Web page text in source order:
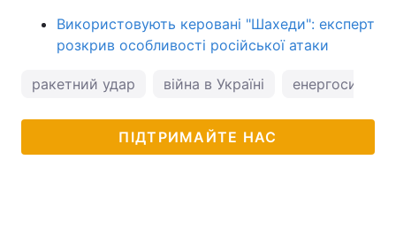
Використовують керовані "Шахеди": експерт
розкрив особливості російської атаки
ракетний удар війна в Україні
ПІДТРИМАЙТЕ НАС